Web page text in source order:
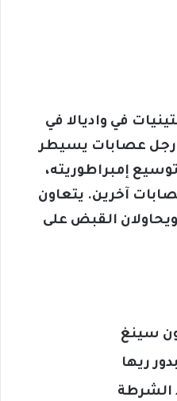
في واديالا في
رجل عصابات يسيطر
إمبراطوريته،
آخرين. يتعاون
القبض على
سينغ
ريها
الشرطة